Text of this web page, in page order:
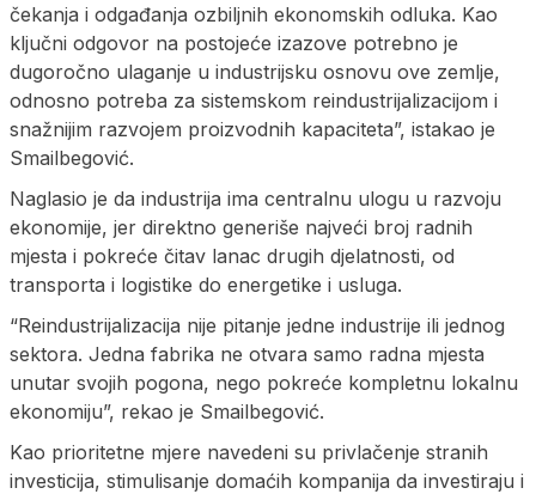
čekanja i odgađanja ozbiljnih ekonomskih odluka. Kao
ključni odgovor na postojeće izazove potrebno je
dugoročno ulaganje u industrijsku osnovu ove zemlje,
odnosno potreba za sistemskom reindustrijalizacijom i
snažnijim razvojem proizvodnih kapaciteta”, istakao je
Smailbegović.
Naglasio je da industrija ima centralnu ulogu u razvoju
ekonomije, jer direktno generiše najveći broj radnih
mjesta i pokreće čitav lanac drugih djelatnosti, od
transporta i logistike do energetike i usluga.
“Reindustrijalizacija nije pitanje jedne industrije ili jednog
sektora. Jedna fabrika ne otvara samo radna mjesta
unutar svojih pogona, nego pokreće kompletnu lokalnu
ekonomiju”, rekao je Smailbegović.
Kao prioritetne mjere navedeni su privlačenje stranih
investicija, stimulisanje domaćih kompanija da investiraju i